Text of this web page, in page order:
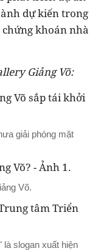
dự kiến trong
khoán nhà
Giảng Võ:
giải phóng mặt
Võ.
là slogan xuất hiện